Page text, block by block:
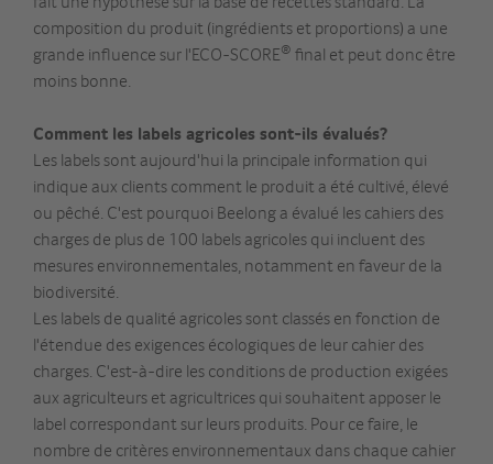
composition du produit (ingrédients et proportions) a une
grande influence sur l'ECO-SCORE® final et peut donc être
moins bonne.
Comment les labels agricoles sont-ils évalués?
Les labels sont aujourd'hui la principale information qui
indique aux clients comment le produit a été cultivé, élevé
ou pêché. C'est pourquoi Beelong a évalué les cahiers des
charges de plus de 100 labels agricoles qui incluent des
mesures environnementales, notamment en faveur de la
biodiversité.
Les labels de qualité agricoles sont classés en fonction de
l'étendue des exigences écologiques de leur cahier des
charges. C'est-à-dire les conditions de production exigées
aux agriculteurs et agricultrices qui souhaitent apposer le
label correspondant sur leurs produits. Pour ce faire, le
nombre de critères environnementaux dans chaque cahier